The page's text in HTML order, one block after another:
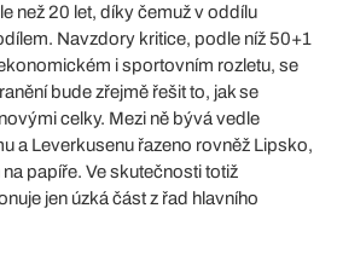
než 20 let, díky čemuž v oddílu
Navzdory kritice, podle níž 50+1
i sportovním rozletu, se
bude zřejmě řešit to, jak se
celky. Mezi ně bývá vedle
a Leverkusenu řazeno rovněž Lipsko,
papíře. Ve skutečnosti totiž
jen úzká část z řad hlavního